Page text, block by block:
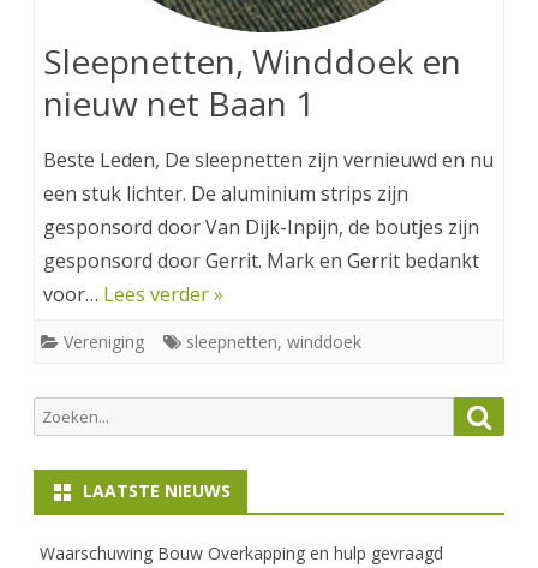
Sleepnetten, Winddoek en
nieuw net Baan 1
Beste Leden, De sleepnetten zijn vernieuwd en nu
een stuk lichter. De aluminium strips zijn
gesponsord door Van Dijk-Inpijn, de boutjes zijn
gesponsord door Gerrit. Mark en Gerrit bedankt
voor… Lees verder »
Vereniging sleepnetten, winddoek
Zoeken
naar:
LAATSTE NIEUWS
Waarschuwing Bouw Overkapping en hulp gevraagd